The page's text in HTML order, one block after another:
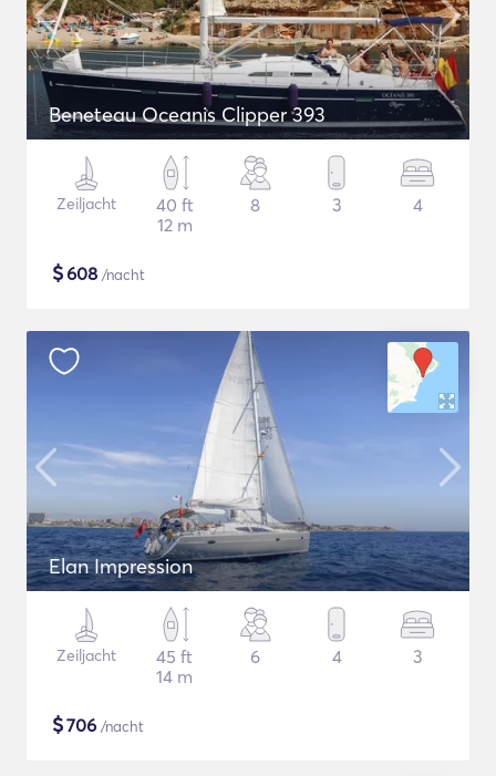
Beneteau Oceanis Clipper 393
Zeiljacht
40 ft
12 m
8 3 4
$608 /nacht
Elan Impression
Zeiljacht
45 ft
14 m
6 4 3
$706 /nacht